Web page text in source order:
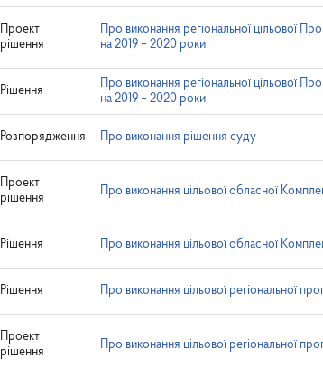
Проект
рішення
Про виконання регіональної цільової
на 2019 – 2020 роки
Рішення
Про виконання регіональної цільової
на 2019 – 2020 роки
Розпорядження Про виконання рішення суду
Проект
рішення
Про виконання цільової обласної
Рішення Про виконання цільової обласної
Рішення Про виконання цільової регіональної
Проект
рішення
Про виконання цільової регіональної